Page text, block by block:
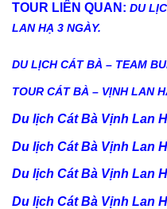
TOUR LIÊN QUAN: DU
LAN HẠ 3 NGÀY.
DU LỊCH CÁT BÀ – TEAM
TOUR CÁT BÀ – VỊNH LAN
Du lịch Cát Bà Vịnh Lan
Du lịch Cát Bà Vịnh Lan
Du lịch Cát Bà Vịnh Lan
Du lịch Cát Bà Vịnh Lan